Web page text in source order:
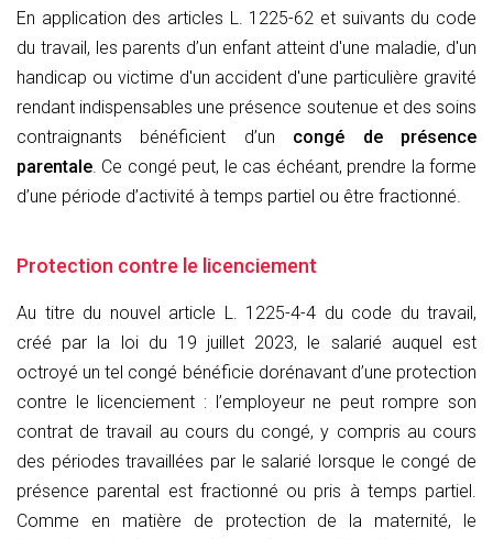
En application des articles L. 1225-62 et suivants du code
du travail, les parents d’un enfant atteint d'une maladie, d'un
handicap ou victime d'un accident d'une particulière gravité
rendant indispensables une présence soutenue et des soins
contraignants bénéficient d’un congé de présence
parentale. Ce congé peut, le cas échéant, prendre la forme
d’une période d’activité à temps partiel ou être fractionné.
Protection contre le licenciement
Au titre du nouvel article L. 1225-4-4 du code du travail,
créé par la loi du 19 juillet 2023, le salarié auquel est
octroyé un tel congé bénéficie dorénavant d’une protection
contre le licenciement : l’employeur ne peut rompre son
contrat de travail au cours du congé, y compris au cours
des périodes travaillées par le salarié lorsque le congé de
présence parental est fractionné ou pris à temps partiel.
Comme en matière de protection de la maternité, le